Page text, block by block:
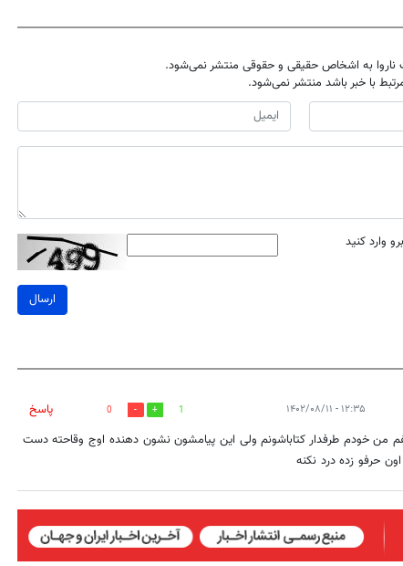
ناروا به اشخاص حقیقی و حقوقی منتشر نمی‌شود.
با خبر باشد منتشر نمی‌شود.
وارد کنید
ارسال
۱۲:۳۵ - ۱۴۰۲/۰۸/۱۱ 1
0
پاسخ
من خودم طرفدار کتاباشونم ولی این پیامشون نشون دهنده اوج وقاحته دست
حرفو زده درد نکنه